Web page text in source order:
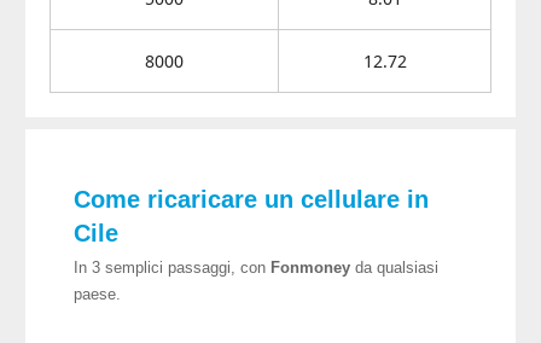
8000 12.72
Come ricaricare un cellulare in
Cile
In 3 semplici passaggi, con Fonmoney da qualsiasi
paese.